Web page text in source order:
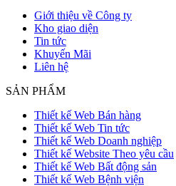
Giới thiệu về Công ty
Kho giao diện
Tin tức
Khuyến Mãi
Liên hệ
SẢN PHẨM
Thiết kế Web Bán hàng
Thiết kế Web Tin tức
Thiết kế Web Doanh nghiệp
Thiết kế Website Theo yêu cầu
Thiết kế Web Bất động sản
Thiết kế Web Bệnh viện